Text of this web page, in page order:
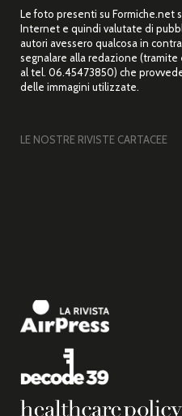
Le foto presenti su Formiche.net
Internet e quindi valutate di
autori avessero qualcosa in
segnalare alla redazione (tramite
al tel. 06.45473850) che
delle immagini utilizzate.
LE NOSTRE RIVISTE CARTACEE